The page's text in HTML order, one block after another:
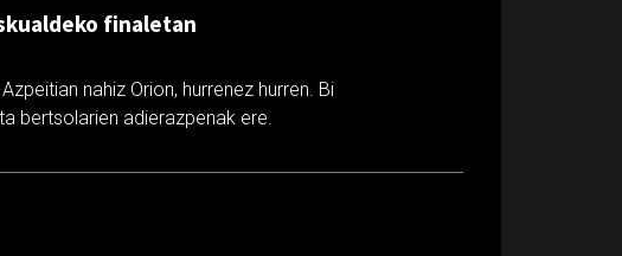
finaletan
nahiz Orion, hurrenez hurren. Bi
bertsolarien adierazpenak ere.